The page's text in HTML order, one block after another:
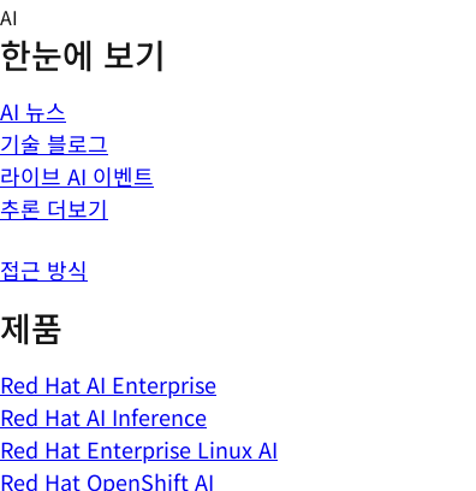
Skip
to
content
AI
한눈에 보기
AI 뉴스
기술 블로그
라이브 AI 이벤트
추론 더보기
접근 방식
제품
Red Hat AI Enterprise
Red Hat AI Inference
Red Hat Enterprise Linux AI
Red Hat OpenShift AI